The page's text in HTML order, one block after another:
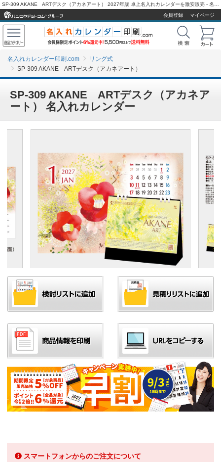
会員登録
マイページ
名入れカレンダー印刷.com
リング式
SP-309 AKANE ARTデスク（アカネアート）
SP-309 AKANE ARTデスク（アカネア
ート） 名入れカレンダー
スマートフォンからのご注文について